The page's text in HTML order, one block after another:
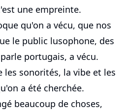
une empreinte.
qu'on a vécu, que nos
le public lusophone, des
portugais, a vécu.
les sonorités, la vibe et les
a été cherchée.
beaucoup de choses,